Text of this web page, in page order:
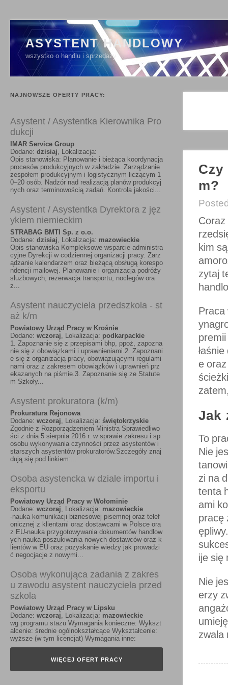
ASYSTENT HANDLOWY
wszystko o handlu i sprzedaży
NAJNOWSZE OFERTY PRACY:
Asystent / Asystentka Kierownika Pro
dukcji
IMAR Service Group
Dodane: dzisiaj , Lokalizacja:
Opis stanowiska: Planowanie i bieżąca koordynacja
procesów produkcyjnych w zakładzie. Zarządzanie
zespołem produkcyjnym i logistycznym liczącym 1
0–20 osób. Nadzór nad realizacją planów produkcyj
nych oraz terminowością zadań. Kontrola jakości...
Asystent / Asystentka Dyrektora z jęz
ykiem niemieckim
STRABAG BMTI Sp. z o.o.
Dodane: dzisiaj , Lokalizacja: mazowieckie
Opis stanowiska Kompleksowe wsparcie administra
cyjne Dyrekcji w codziennej organizacji pracy. Zarz
ądzanie kalendarzem oraz bieżącą obsługą korespo
ndencji mailowej. Planowanie i organizacja podróży
służbowych, rezerwacja transportu, noclegów ora
z...
Asystent nauczyciela przedszkola - st
aż k/m
Powiatowy Urząd Pracy w Krośnie
Dodane: wczoraj , Lokalizacja: podkarpackie
1. Zapoznanie się z przepisami bhp, ppoż, zapozna
nie się z obowiązkami i uprawnieniami.2. Zapoznani
e się z organizacją pracy, obowiązującymi regulami
nami oraz z zakresem obowiązków i uprawnień prz
ekazanych na piśmie.3. Zapoznanie się ze Statute
m Szkoły...
Asystent prokuratora (k/m)
Prokuratura Rejonowa
Dodane: wczoraj , Lokalizacja: świętokrzyskie
Zgodnie z Rozporządzeniem Ministra Sprawiedliwo
ści z dnia 5 sierpnia 2016 r. w sprawie zakresu i sp
osobu wykonywania czynności przez asystentów i
starszych asystentów prokuratorów.Szczegóły znaj
dują się pod linkiem:...
Osoba asystencka w dziale importu i
eksportu
Powiatowy Urząd Pracy w Wołominie
Dodane: wczoraj , Lokalizacja: mazowieckie
-nauka komunikacji biznesowej pisemnej oraz telef
onicznej z klientami oraz dostawcami w Polsce ora
z EU-nauka przygotowywania dokumentów handlow
ych-nauka poszukiwania nowych dostawców oraz k
lientów w EU oraz pozyskanie wiedzy jak prowadzi
ć negocjacje z nowymi...
Osoba wykonująca zadania z zakres
u zawodu asystent nauczyciela przed
szkola
Powiatowy Urząd Pracy w Lipsku
Dodane: wczoraj , Lokalizacja: mazowieckie
wg programu stażu Wymagania konieczne: Wykszt
ałcenie: średnie ogólnokształcące Wykształcenie:
wyższe (w tym licencjat) Wymagania inne:
WIĘCEJ OFERT PRACY
Czy
m?
Coraz
kim
zytaj
Praca
e
Jak
To
Nie
zi na
tenta
ami
pracę
ije się
Nie
erzy
zwala